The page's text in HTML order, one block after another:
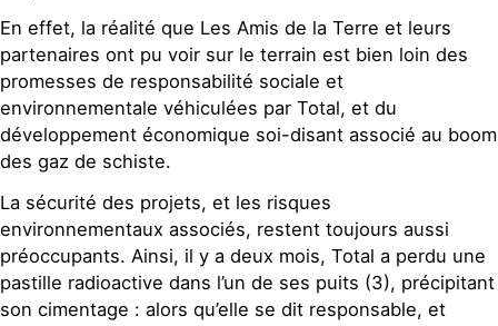
En effet, la réalité que Les Amis de la Terre et leurs
partenaires ont pu voir sur le terrain est bien loin des
promesses de responsabilité sociale et
environnementale véhiculées par Total, et du
développement économique soi-disant associé au boom
des gaz de schiste.
La sécurité des projets, et les risques
environnementaux associés, restent toujours aussi
préoccupants. Ainsi, il y a deux mois, Total a perdu une
pastille radioactive dans l’un de ses puits (3), précipitant
son cimentage : alors qu’elle se dit responsable, et